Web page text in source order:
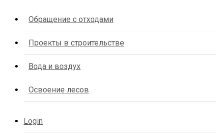
Обращение с отходами
Проекты в строительстве
Вода и воздух
Освоение лесов
Login